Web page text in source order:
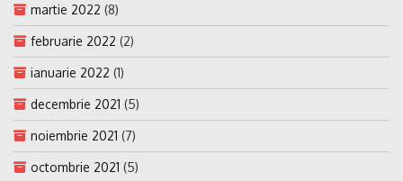
martie 2022 (8)
februarie 2022 (2)
ianuarie 2022 (1)
decembrie 2021 (5)
noiembrie 2021 (7)
octombrie 2021 (5)